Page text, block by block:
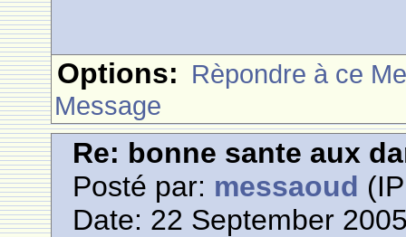
Options: Rèpondre à ce
Message
Re: bonne sante aux
Posté par: messaoud
Date: 22 September